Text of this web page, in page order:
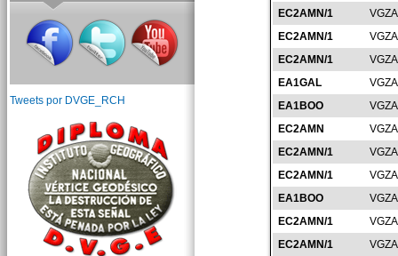
EC2AMN/1
EC2AMN/1
EC2AMN/1
EA1GAL
EA1BOO
EC2AMN
EC2AMN/1
EC2AMN/1
EA1BOO
EC2AMN/1
EC2AMN/1
Tweets por DVGE_RCH